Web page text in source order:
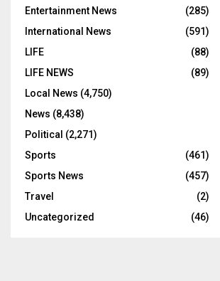
Entertainment News
(285)
International News
(591)
LIFE
(88)
LIFE NEWS
(89)
Local News (4,750)
News (8,438)
Political (2,271)
Sports
(461)
Sports News
(457)
Travel
(2)
Uncategorized
(46)